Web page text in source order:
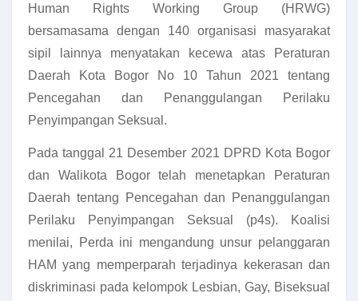
Human Rights Working Group (HRWG)
bersamasama dengan 140 organisasi masyarakat
sipil lainnya menyatakan kecewa atas Peraturan
Daerah Kota Bogor No 10 Tahun 2021 tentang
Pencegahan dan Penanggulangan Perilaku
Penyimpangan Seksual.
Pada tanggal 21 Desember 2021 DPRD Kota Bogor
dan Walikota Bogor telah menetapkan Peraturan
Daerah tentang Pencegahan dan Penanggulangan
Perilaku Penyimpangan Seksual (p4s). Koalisi
menilai, Perda ini mengandung unsur pelanggaran
HAM yang memperparah terjadinya kekerasan dan
diskriminasi pada kelompok Lesbian, Gay, Biseksual